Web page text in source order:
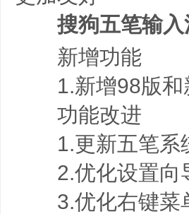
搜狗五笔输入
新增功能
1.新增98版和
功能改进
1.更新五笔系
2.优化设置向
3.优化右键菜